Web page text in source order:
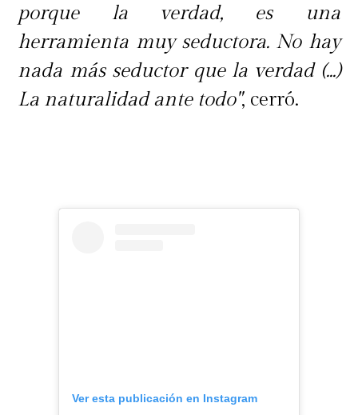
porque la verdad, es una
herramienta muy seductora. No hay
nada más seductor que la verdad (...)
La naturalidad ante todo", cerró.
Ver esta publicación en Instagram